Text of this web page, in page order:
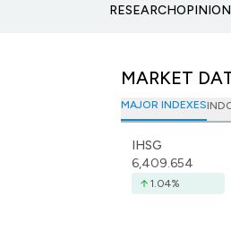
RESEARCHOPINION
MARKET
MAJOR INDEXES
IHSG
6,409.654
1.04%